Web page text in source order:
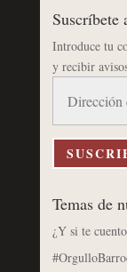
Suscríbete
Introduce tu
y recibir
correo
electrónico
Temas de
¿Y si te